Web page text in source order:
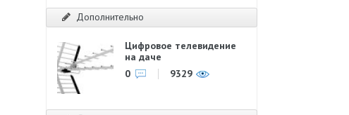
Дополнительно
Цифровое телевидение
на даче
0
9329